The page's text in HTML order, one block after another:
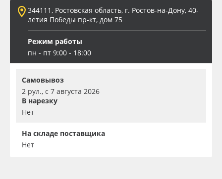
344111, Ростовская область, г. Ростов-на-Дону, 40-
летия Победы пр-кт, дом 75
Режим работы
пн - пт 9:00 - 18:00
Самовывоз
2 рул., с 7 августа 2026
В нарезку
Нет
На складе поставщика
Нет